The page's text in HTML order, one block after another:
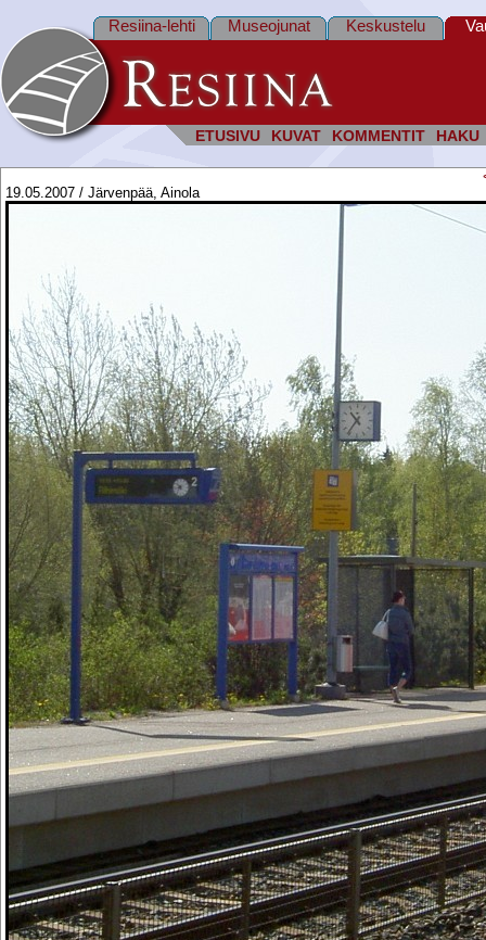
ETUSIVU KUVAT KOMMENTIT HAKU
Resiina-lehti Museojunat Keskustelu
19.05.2007 / Järvenpää, Ainola